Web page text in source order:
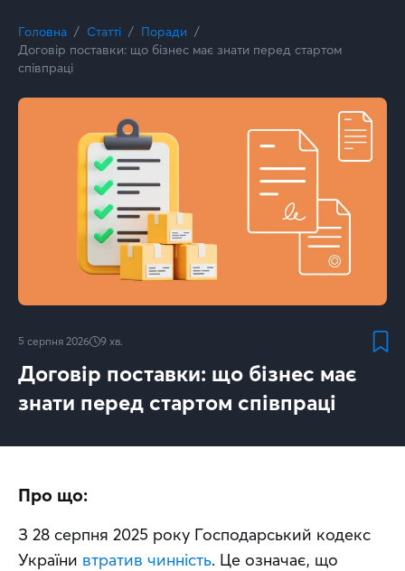
Головна Статті
Поради
Договір поставки: що бізнес має знати перед стартом
співпраці
5 серпня 2026 9 хв.
Договір поставки: що бізнес має
знати перед стартом співпраці
Про що:
З 28 серпня 2025 року Господарський кодекс
України втратив чинність. Це означає, що